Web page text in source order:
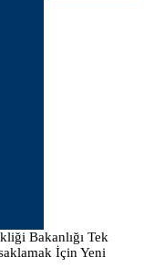
Bakanlığı Tek
İçin Yeni